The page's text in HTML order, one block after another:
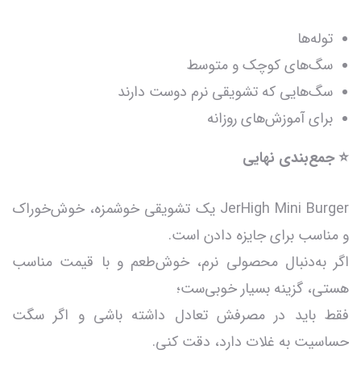
توله‌ها
سگ‌های کوچک و متوسط
سگ‌هایی که تشویقی نرم دوست دارند
برای آموزش‌های روزانه
⭐ جمع‌بندی نهایی
JerHigh Mini Burger یک تشویقی خوشمزه، خوش‌خوراک
و مناسب برای جایزه دادن است.
اگر به‌دنبال محصولی نرم، خوش‌طعم و با قیمت مناسب
هستی، گزینه بسیار خوبی‌ست؛
فقط باید در مصرفش تعادل داشته باشی و اگر سگت
حساسیت به غلات دارد، دقت کنی.